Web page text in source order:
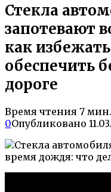
Стекла
запотевают
как
обеспечить
дороге
Время чтения 7 мин.
0Опубликовано